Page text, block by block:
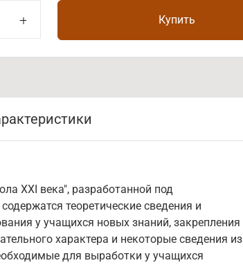
Купить
ХХI века", разработанной под
теоретические сведения и
у учащихся новых знаний, закрепления
характера и некоторые сведения из
для выработки у учащихся